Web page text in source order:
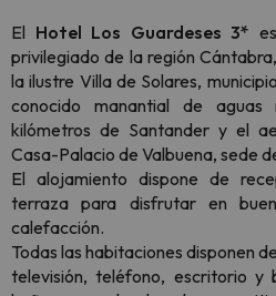
El Hotel Los Guardeses 3*
privilegiado de la región
la ilustre Villa de Solares,
conocido manantial de aguas
kilómetros de Santander y el
Casa-Palacio de Valbuena, sede
El alojamiento dispone de
terraza para disfrutar en
calefacción.
Todas las habitaciones disponen
televisión, teléfono, escritorio y